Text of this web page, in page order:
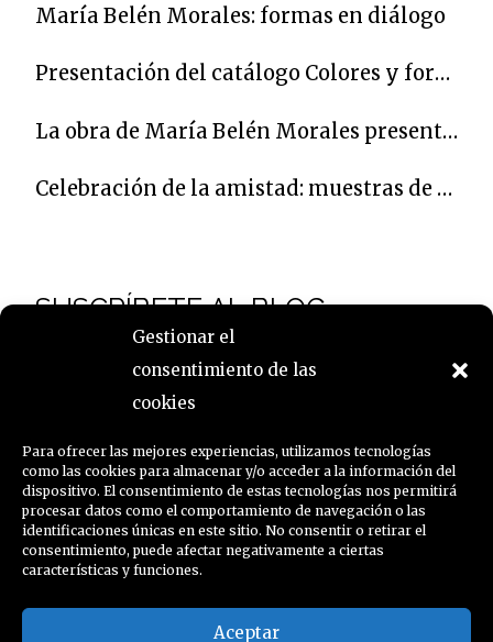
Gestionar el
consentimiento de las
cookies
Para ofrecer las mejores experiencias, utilizamos tecnologías
como las cookies para almacenar y/o acceder a la información del
dispositivo. El consentimiento de estas tecnologías nos permitirá
procesar datos como el comportamiento de navegación o las
identificaciones únicas en este sitio. No consentir o retirar el
consentimiento, puede afectar negativamente a ciertas
características y funciones.
Aceptar
María Belén Morales: formas en diálogo
Presentación del catálogo Colores y formas para un poeta
La obra de María Belén Morales presente en una muestra que homenajea en Córdoba al poeta Carlos Clementson
Celebración de la amistad: muestras de Caroline Krabbe, Pepa Izquierdo y Jacinto Lara
SUSCRÍBETE AL BLOG
Email